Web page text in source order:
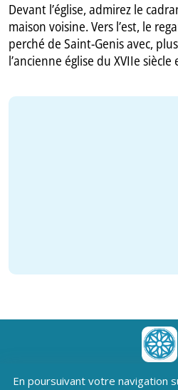
Devant l’église, admirez le
maison voisine. Vers l’est, le
perché de Saint-Genis avec,
l’ancienne église du XVIIe
En poursuivant votre navigation